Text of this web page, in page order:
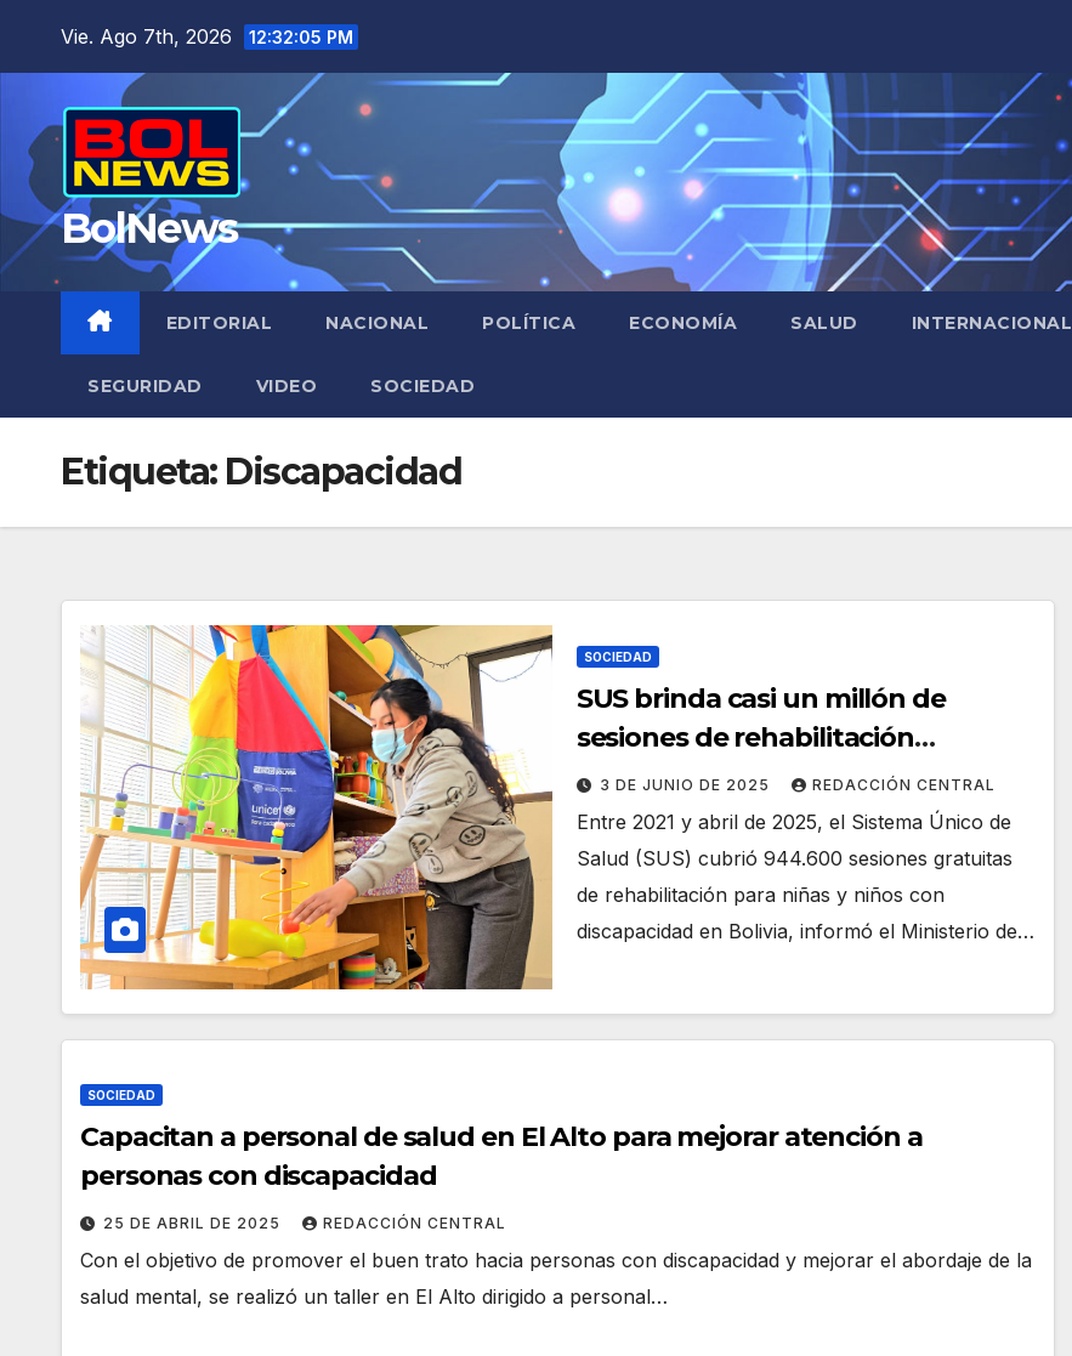
Vie. Ago 7th, 2026 12:32:05 PM
BolNews
EDITORIAL NACIONAL POLÍTICA ECONOMÍA SALUD INTERNACIONAL
SEGURIDAD VIDEO SOCIEDAD
Etiqueta: Discapacidad
SOCIEDAD
SUS brinda casi un millón de
sesiones de rehabilitación
gratuitas a niñas y niños con
discapacidad
3 DE JUNIO DE 2025 REDACCIÓN CENTRAL
Entre 2021 y abril de 2025, el Sistema Único de
Salud (SUS) cubrió 944.600 sesiones gratuitas
de rehabilitación para niñas y niños con
discapacidad en Bolivia, informó el Ministerio de…
SOCIEDAD
Capacitan a personal de salud en El Alto para mejorar atención a
personas con discapacidad
25 DE ABRIL DE 2025 REDACCIÓN CENTRAL
Con el objetivo de promover el buen trato hacia personas con discapacidad y mejorar el abordaje de la
salud mental, se realizó un taller en El Alto dirigido a personal…